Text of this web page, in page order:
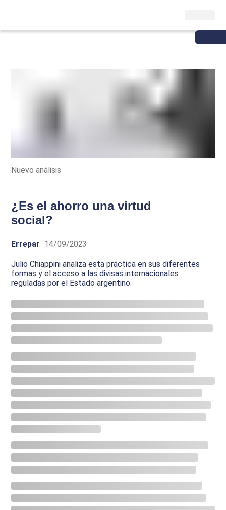
Nuevo análisis
¿Es el ahorro una virtud
social?
Errepar 14/09/2023
Julio Chiappini analiza esta práctica en sus diferentes
formas y el acceso a las divisas internacionales
reguladas por el Estado argentino.